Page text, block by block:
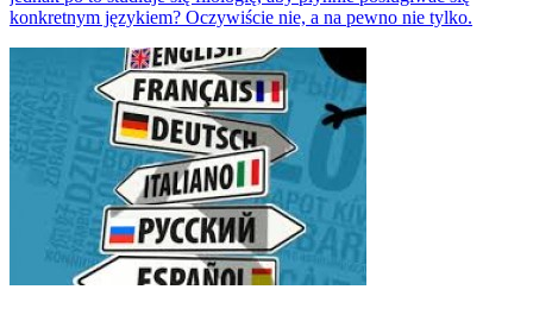
konkretnym językiem? Oczywiście nie, a na pewno nie tylko.